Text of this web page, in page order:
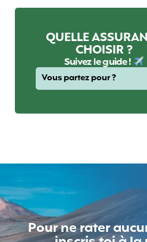
QUELLE
CHOISIR ?
Suivez le guide !
Pour ne rater